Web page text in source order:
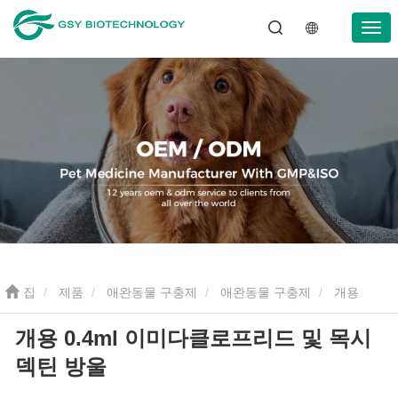
집 제품 애완동물 구충제 애완동물 구충제
0.4ml 이미다클로프리드 및 목시덱틴 방울
개용 0.4ml 이미다클로프리드 및 목시
덱틴 방울